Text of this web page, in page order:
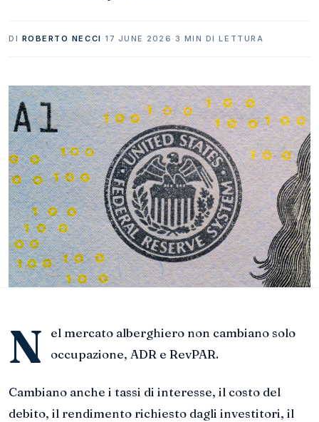
DI ROBERTO NECCI · 17 JUNE 2026 · 3 MIN DI LETTURA
N
el mercato alberghiero non cambiano solo
occupazione, ADR e RevPAR.
Cambiano anche i tassi di interesse, il costo del
debito, il rendimento richiesto dagli investitori, il